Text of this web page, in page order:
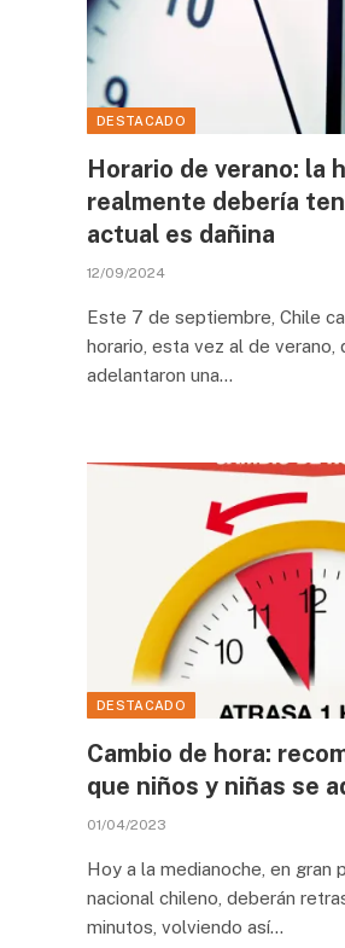
DESTACADO
Horario de verano: la
realmente debería
actual es dañina
12/09/2024
Este 7 de septiembre, Chile
horario, esta vez al de
adelantaron una…
DESTACADO
Cambio de hora:
que niños y niñas se
01/04/2023
Hoy a la medianoche, en gran
nacional chileno, deberán
minutos, volviendo así…